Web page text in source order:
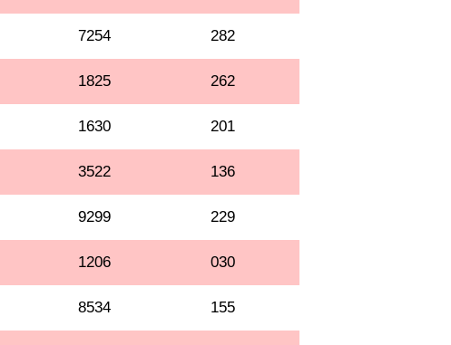
7254 282
1825 262
1630 201
3522 136
9299 229
1206 030
8534 155